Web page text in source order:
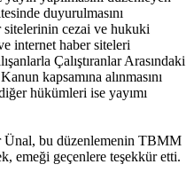
duyurulmasını
sitelerinin cezai ve hukuki
internet haber siteleri
Çalıştıranlar Arasındaki
kapsamına alınmasını
hükümleri ise yayımı
bu düzenlemenin TBMM
emeği geçenlere teşekkür etti.